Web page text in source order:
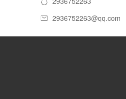
2936752263@qq.com